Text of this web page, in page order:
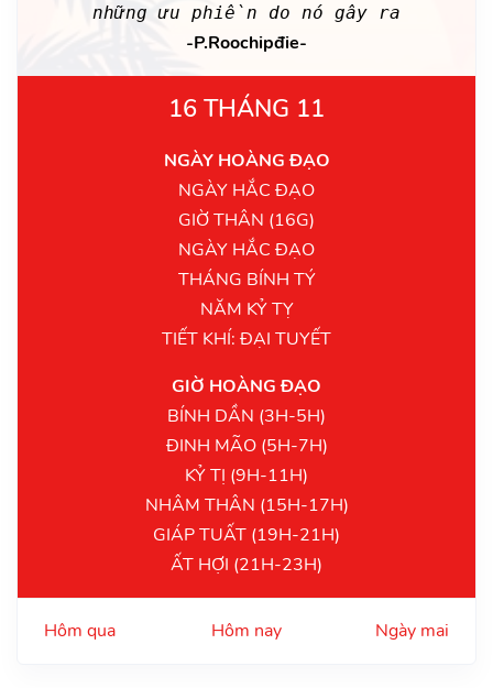
những ưu phiền do nó gây ra
-P.Roochipđie-
16 THÁNG 11
NGÀY HOÀNG ĐẠO
NGÀY HẮC ĐẠO
GIỜ THÂN (16G)
NGÀY HẮC ĐẠO
THÁNG BÍNH TÝ
NĂM KỶ TỴ
TIẾT KHÍ: ĐẠI TUYẾT
GIỜ HOÀNG ĐẠO
BÍNH DẦN (3H-5H)
ĐINH MÃO (5H-7H)
KỶ TỊ (9H-11H)
NHÂM THÂN (15H-17H)
GIÁP TUẤT (19H-21H)
ẤT HỢI (21H-23H)
Hôm qua Hôm nay Ngày mai